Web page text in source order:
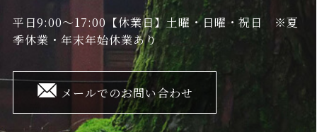
平日9:00～17:00 【休業日】土曜・日曜・祝日 ※夏
季休業・年末年始休業あり
メールでのお問い合わせ